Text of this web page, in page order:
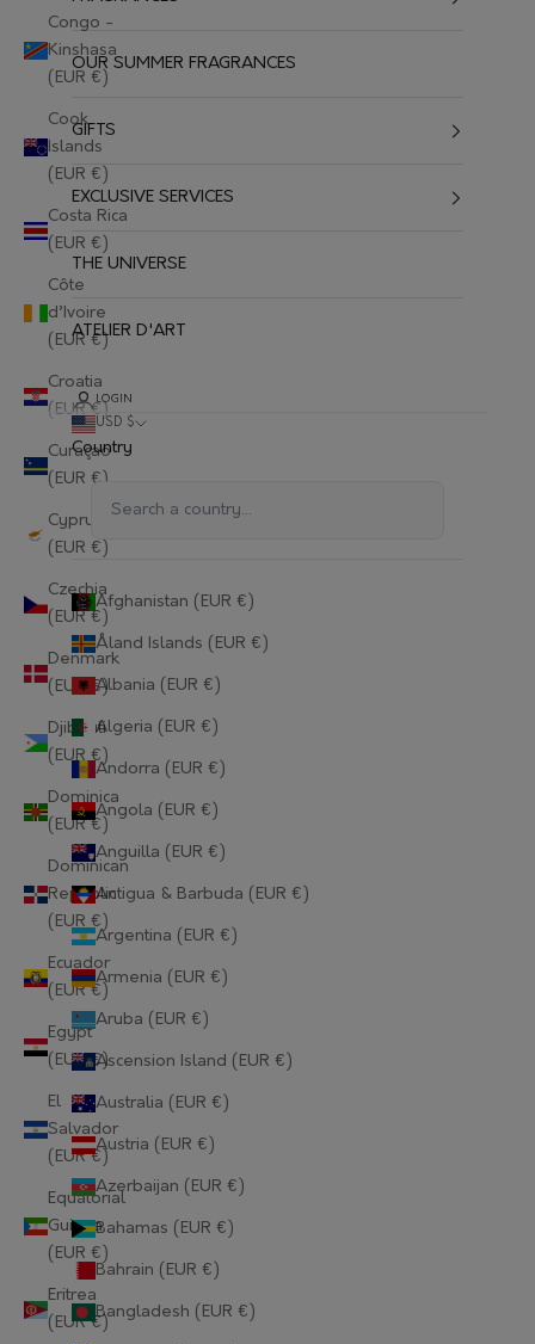
Congo -
Kinshasa
(EUR €)
Cook
Islands
(EUR €)
Costa Rica
(EUR €)
Côte
d’Ivoire
(EUR €)
Croatia
(EUR €)
Curaçao
(EUR €)
Cyprus
(EUR €)
Czechia
(EUR €)
Denmark
(EUR €)
Djibouti
(EUR €)
Dominica
(EUR €)
Dominican
Republic
(EUR €)
Ecuador
(EUR €)
Egypt
(EUR €)
El
Salvador
(EUR €)
Equatorial
Guinea
(EUR €)
Eritrea
(EUR €)
OUR SUMMER FRAGRANCES
GIFTS
EXCLUSIVE SERVICES
THE UNIVERSE
ATELIER D'ART
LOGIN
USD $
Country
Afghanistan (EUR €)
Åland Islands (EUR €)
Albania (EUR €)
Algeria (EUR €)
Andorra (EUR €)
Angola (EUR €)
Anguilla (EUR €)
Antigua & Barbuda (EUR €)
Argentina (EUR €)
Armenia (EUR €)
Aruba (EUR €)
Ascension Island (EUR €)
Australia (EUR €)
Austria (EUR €)
Azerbaijan (EUR €)
Bahamas (EUR €)
Bahrain (EUR €)
Bangladesh (EUR €)